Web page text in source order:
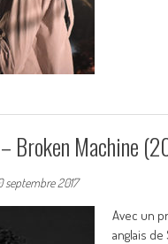
Broken Machine
septembre 2017
Avec un
anglais